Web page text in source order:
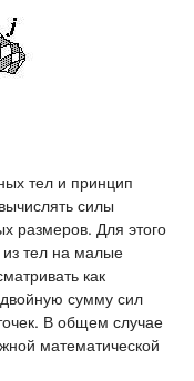
тел и принцип
силы
размеров. Для этого
тел на малые
как
сумму сил
В общем случае
математической